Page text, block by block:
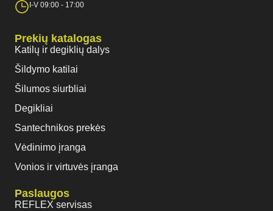
I-V 09:00 - 17:00
Prekių katalogas
Katilų ir degiklių dalys
Šildymo katilai
Šilumos siurbliai
Degikliai
Santechnikos prekės
Vėdinimo įranga
Vonios ir virtuvės įranga
Paslaugos
REFLEX servisas